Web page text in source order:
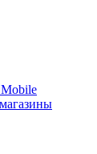
Mobile